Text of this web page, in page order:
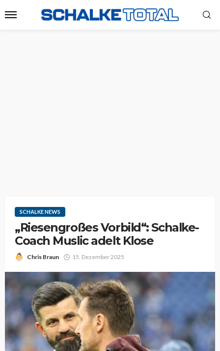
SCHALKE NEWS
„Riesengroßes Vorbild“: Schalke-
Coach Muslic adelt Klose
Chris Braun 15. Dezember 2025